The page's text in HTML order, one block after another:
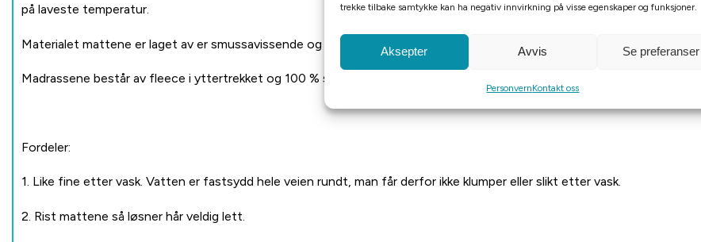
trekke tilbake samtykke kan ha negativ innvirkning på visse egenskaper og funksjoner.
Aksepter Avvis Se preferanser
PersonvernKontakt oss
på laveste temperatur.
Materialet mattene er laget av er smussavissende og madrassene er derfor lette å holde rene.
Madrassene består av fleece i yttertrekket og 100 % syntetisk fibervatt som fyll.
Fordeler:
1. Like fine etter vask. Vatten er fastsydd hele veien rundt, man får derfor ikke klumper eller slikt etter vask.
2. Rist mattene så løsner hår veldig lett.